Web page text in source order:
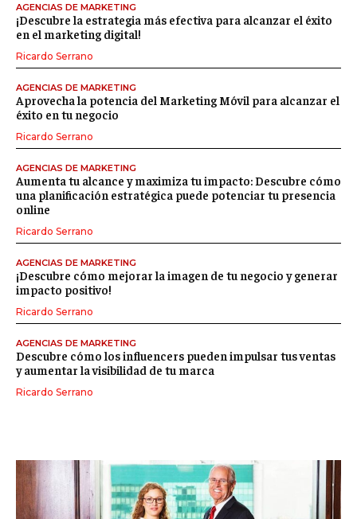
AGENCIAS DE MARKETING
¡Descubre la estrategia más efectiva para alcanzar el éxito
en el marketing digital!
Ricardo Serrano
AGENCIAS DE MARKETING
Aprovecha la potencia del Marketing Móvil para alcanzar el
éxito en tu negocio
Ricardo Serrano
AGENCIAS DE MARKETING
Aumenta tu alcance y maximiza tu impacto: Descubre cómo
una planificación estratégica puede potenciar tu presencia
online
Ricardo Serrano
AGENCIAS DE MARKETING
¡Descubre cómo mejorar la imagen de tu negocio y generar
impacto positivo!
Ricardo Serrano
AGENCIAS DE MARKETING
Descubre cómo los influencers pueden impulsar tus ventas
y aumentar la visibilidad de tu marca
Ricardo Serrano